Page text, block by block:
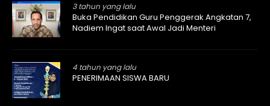
3 tahun yang lalu
Buka Pendidikan Guru Penggerak Angkatan 7,
Nadiem Ingat saat Awal Jadi Menteri
4 tahun yang lalu
PENERIMAAN SISWA BARU